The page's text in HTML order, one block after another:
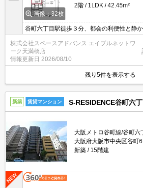
画像：32枚
2階
1LDK 42.45m²
谷町六丁目駅徒歩３分、都会の利便性と静
６戸限定のハイグレードレジデンス。ペッ
生活を。１フロアー１世帯でプライバシー
小型犬3匹までOKです！（計3匹まで）
株式会社スペースアドバンス エイブルネットワ
ーク天満橋店
情報更新日 2026/08/10
残り5件を表示する
新築 賃貸マンション S-RESIDENCE谷町六
大阪メトロ谷町線/谷町六
大阪府大阪市中央区谷町6
新築
15階建